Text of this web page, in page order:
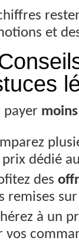
et
payer
prix dédié
des
remises
à un
vos